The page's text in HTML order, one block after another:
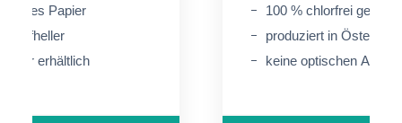
Papier
Aufheller
erhältlich
100 % chlorfrei
produziert in Österreich
keine optischen